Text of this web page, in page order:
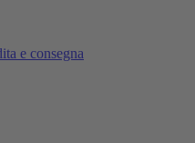
e consegna